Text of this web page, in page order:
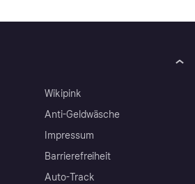
Wikipink
Anti-Geldwäsche
Impressum
Barrierefreiheit
Auto-Track